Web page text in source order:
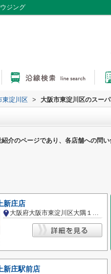
ジング
東淀川区 > 大阪市東淀川区のスー
介のページであり、各店舗への問い
新庄店
大阪府大阪市東淀川区大隅１丁目
新庄駅前店